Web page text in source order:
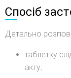
Спосіб
Детально
таблетку
акту;